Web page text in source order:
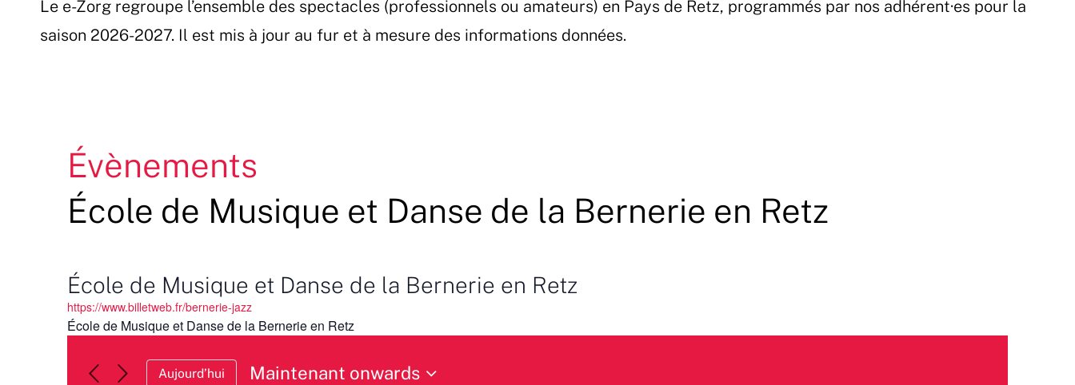
Le e-Zorg regroupe l’ensemble des spectacles (professionnels ou amateurs) en Pays de Retz, programmés par nos adhérent·es pour la
saison 2026-2027. Il est mis à jour au fur et à mesure des informations données.
Évènements
École de Musique et Danse de la Bernerie en Retz
École de Musique et Danse de la Bernerie en Retz
https://www.billetweb.fr/bernerie-jazz
École de Musique et Danse de la Bernerie en Retz
Aujourd’hui
Maintenant onwards